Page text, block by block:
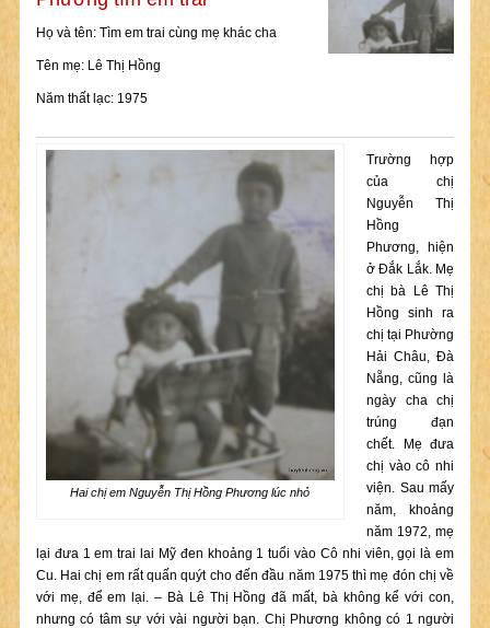
Họ và tên: Tìm em trai cùng mẹ khác cha
Tên mẹ: Lê Thị Hồng
Năm thất lạc: 1975
Hai chị em Nguyễn Thị Hồng Phương lúc nhỏ
Trường hợp
của chị
Nguyễn Thị
Hồng
Phương, hiện
ở Đắk Lắk. Mẹ
chị bà Lê Thị
Hồng sinh ra
chị tại Phường
Hải Châu, Đà
Nẵng, cũng là
ngày cha chị
trúng đạn
chết. Mẹ đưa
chị vào cô nhi
viện. Sau mấy
năm, khoảng
năm 1972, mẹ
lại đưa 1 em trai lai Mỹ đen khoảng 1 tuổi vào Cô nhi viên, gọi là em
Cu. Hai chị em rất quấn quýt cho đến đầu năm 1975 thì mẹ đón chị về
với mẹ, để em lại. – Bà Lê Thị Hồng đã mất, bà không kể với con,
nhưng có tâm sự với vài người bạn. Chị Phương không có 1 người